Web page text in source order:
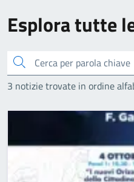
Esplora tutte
Cerca
3 notizie trovate in ordine